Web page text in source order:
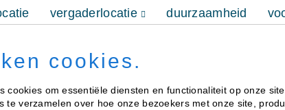
vergaderlocatie duurzaamheid
cookies.
cookies om essentiële diensten en functionaliteit op onze
te verzamelen over hoe onze bezoekers met onze site,